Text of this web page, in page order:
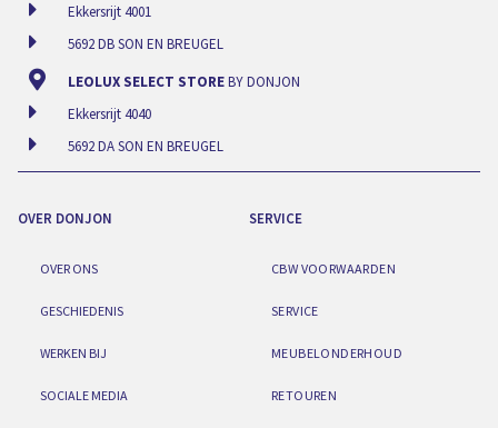
Ekkersrijt 4001
5692 DB SON EN BREUGEL
LEOLUX SELECT STOREBY DONJON
Ekkersrijt 4040
5692 DA SON EN BREUGEL
OVER DONJON
OVER ONS
GESCHIEDENIS
WERKEN BIJ
SOCIALE MEDIA
SERVICE
CBW VOORWAARDEN
SERVICE
MEUBELONDERHOUD
RETOUREN